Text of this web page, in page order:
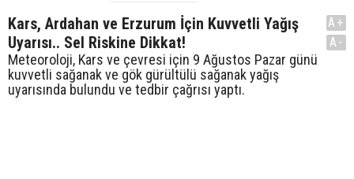
Kars, Ardahan ve Erzurum İçin Kuvvetli Yağış
Uyarısı.. Sel Riskine Dikkat!
Meteoroloji, Kars ve çevresi için 9 Ağustos Pazar günü
kuvvetli sağanak ve gök gürültülü sağanak yağış
uyarısında bulundu ve tedbir çağrısı yaptı.
A+
A-